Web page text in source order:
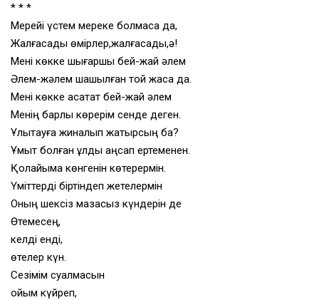
* * *
Мерейі үстем мереке болмаса да,
Жалғасады өмірлер,жалғасады,ә!
Мені көкке шығаршы бей-жай әлем
Әлем-жәлем шашылған той жаса да.
Мені көкке асқақтат бей-жай әлем
Менің барлық көрерім сенде деген.
Ұлықтауға жиналып жатырсың ба?
Ұмыт болған ұлды аңсап ертеменен.
Қолайыма көнгенін көтерермін.
Үміттерді біртіндеп жетелермін
Оның шексіз мазасыз күндерін де
Өтемесең,
келді енді,
өтелер күн.
Сезімім суалмасын
ойым күйреп,